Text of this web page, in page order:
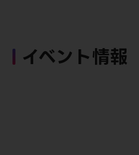
イベント情報